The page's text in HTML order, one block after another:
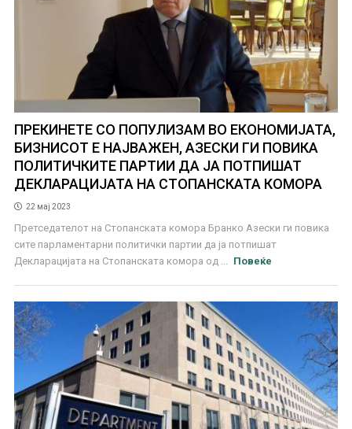
ПРЕКИНЕТЕ СО ПОПУЛИЗАМ ВО ЕКОНОМИЈАТА,
БИЗНИСОТ Е НАЈВАЖЕН, АЗЕСКИ ГИ ПОВИКА
ПОЛИТИЧКИТЕ ПАРТИИ ДА ЈА ПОТПИШАТ
ДЕКЛАРАЦИЈАТА НА СТОПАНСКАТА КОМОРА
22 мај 2023
Претседателот на Стопанската комора Бранко Азески ги повика
сите парламентарни политички партии да ја потпишат
Декларацијата на Стопанската комора од ...
Повеќе